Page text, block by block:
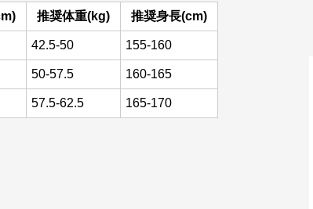
推奨体重(kg) 推奨身長(cm)
42.5-50 155-160
50-57.5 160-165
57.5-62.5 165-170